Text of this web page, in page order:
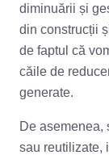
diminuării și
din construcții
de faptul că
căile de
generate.
De asemenea,
sau reutilizate,